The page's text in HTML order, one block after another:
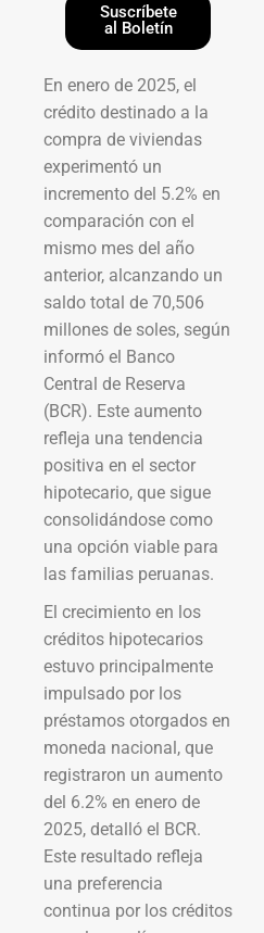
Suscríbete
al Boletín
En enero de 2025, el
crédito destinado a la
compra de viviendas
experimentó un
incremento del 5.2% en
comparación con el
mismo mes del año
anterior, alcanzando un
saldo total de 70,506
millones de soles, según
informó el Banco
Central de Reserva
(BCR). Este aumento
refleja una tendencia
positiva en el sector
hipotecario, que sigue
consolidándose como
una opción viable para
las familias peruanas.
El crecimiento en los
créditos hipotecarios
estuvo principalmente
impulsado por los
préstamos otorgados en
moneda nacional, que
registraron un aumento
del 6.2% en enero de
2025, detalló el BCR.
Este resultado refleja
una preferencia
continua por los créditos